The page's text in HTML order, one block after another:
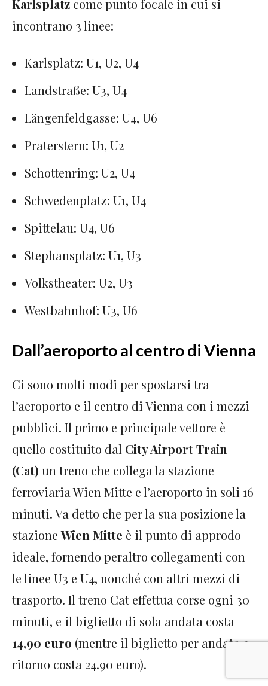
Karlsplatz come punto focale in cui si
incontrano 3 linee:
Karlsplatz: U1, U2, U4
Landstraße: U3, U4
Längenfeldgasse: U4, U6
Praterstern: U1, U2
Schottenring: U2, U4
Schwedenplatz: U1, U4
Spittelau: U4, U6
Stephansplatz: U1, U3
Volkstheater: U2, U3
Westbahnhof: U3, U6
Dall’aeroporto al centro di Vienna
Ci sono molti modi per spostarsi tra
l’aeroporto e il centro di Vienna con i mezzi
pubblici. Il primo e principale vettore è
quello costituito dal City Airport Train
(Cat) un treno che collega la stazione
ferroviaria Wien Mitte e l’aeroporto in soli 16
minuti. Va detto che per la sua posizione la
stazioneWien Mitte è il punto di approdo
ideale, fornendo peraltro collegamenti con
le linee U3 e U4, nonché con altri mezzi di
trasporto. Il treno Cat effettua corse ogni 30
minuti, e il biglietto di sola andata costa
14,90 euro (mentre il biglietto per andata e
ritorno costa 24.90 euro).